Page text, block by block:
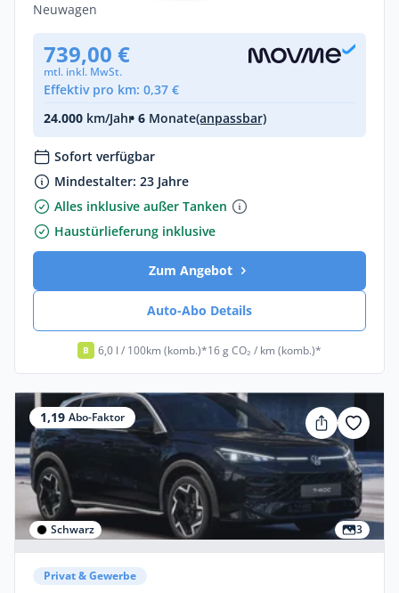
Neuwagen
739,00 €
mtl. inkl. MwSt.
Effektiv pro km: 0,37 €
24.000 km/Jahr• 6 Monate(anpassbar)
Sofort verfügbar
Mindestalter: 23 Jahre
Alles inklusive außer Tanken
Haustürlieferung inklusive
Zum Angebot
Auto-Abo Details
B 6,0 l / 100km (komb.)*16 g CO₂ / km (komb.)*
1,19 Abo-Faktor
Schwarz 3
Privat & Gewerbe